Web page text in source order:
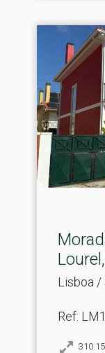
Lisboa /
Ref:
310.15